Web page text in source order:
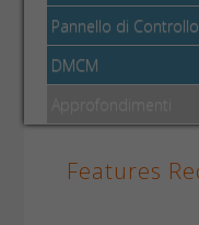
Pannello di Controllo
DMCM
Features